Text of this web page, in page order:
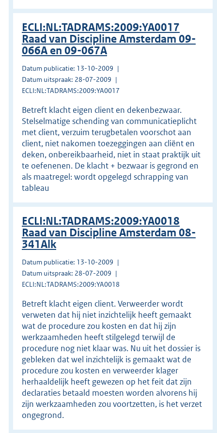
ECLI:NL:TADRAMS:2009:YA0017
Raad van Discipline Amsterdam 09-
066A en 09-067A
Datum publicatie: 13-10-2009
Datum uitspraak: 28-07-2009
ECLI:NL:TADRAMS:2009:YA0017
Betreft klacht eigen client en dekenbezwaar.
Stelselmatige schending van communicatieplicht
met client, verzuim terugbetalen voorschot aan
client, niet nakomen toezeggingen aan cliënt en
deken, onbereikbaarheid, niet in staat praktijk uit
te oefenenen. De klacht + bezwaar is gegrond en
als maatregel: wordt opgelegd schrapping van
tableau
ECLI:NL:TADRAMS:2009:YA0018
Raad van Discipline Amsterdam 08-
341Alk
Datum publicatie: 13-10-2009
Datum uitspraak: 28-07-2009
ECLI:NL:TADRAMS:2009:YA0018
Betreft klacht eigen client. Verweerder wordt
verweten dat hij niet inzichtelijk heeft gemaakt
wat de procedure zou kosten en dat hij zijn
werkzaamheden heeft stilgelegd terwijl de
procedure nog niet klaar was. Nu uit het dossier is
gebleken dat wel inzichtelijk is gemaakt wat de
procedure zou kosten en verweerder klager
herhaaldelijk heeft gewezen op het feit dat zijn
declaraties betaald moesten worden alvorens hij
zijn werkzaamheden zou voortzetten, is het verzet
ongegrond.